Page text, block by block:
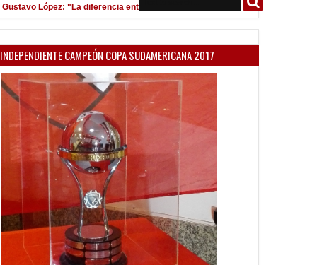
López: "La diferencia entre Vélez e Independiente está en las Inferiores"
INDEPENDIENTE CAMPEÓN COPA SUDAMERICANA 2017